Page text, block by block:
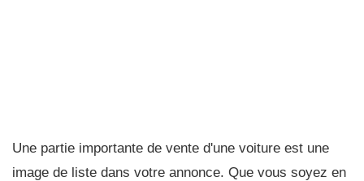
Une partie importante de vente d'une voiture est une
image de liste dans votre annonce. Que vous soyez en